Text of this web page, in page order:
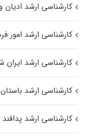
کارشناسی ارشد
کارشناسی ارشد امور
کارشناسی ارشد ایران
کارشناسی ارشد
کارشناسی ارشد